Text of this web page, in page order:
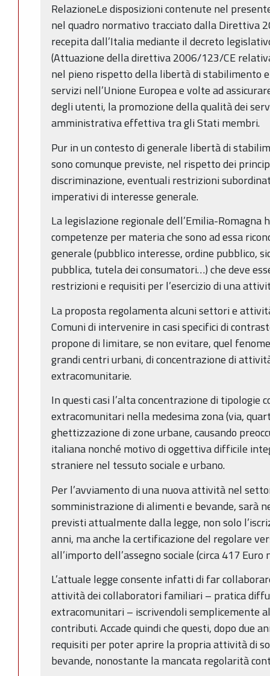
RelazioneLe disposizioni contenute nel
nel quadro normativo tracciato dalla Direttiva
recepita dall’Italia mediante il decreto
(Attuazione della direttiva 2006/123/CE
nel pieno rispetto della libertà di stabilimento
servizi nell’Unione Europea e volte ad
degli utenti, la promozione della qualità dei
amministrativa effettiva tra gli Stati membri.
Pur in un contesto di generale libertà di
sono comunque previste, nel rispetto dei
discriminazione, eventuali restrizioni
imperativi di interesse generale.
La legislazione regionale dell’Emilia-Romagna
competenze per materia che sono ad essa
generale (pubblico interesse, ordine pubblico,
pubblica, tutela dei consumatori…) che deve
restrizioni e requisiti per l’esercizio di una
La proposta regolamenta alcuni settori e
Comuni di intervenire in casi specifici di
propone di limitare, se non evitare, quel
grandi centri urbani, di concentrazione di
extracomunitarie.
In questi casi l’alta concentrazione di tipologie
extracomunitari nella medesima zona (via,
ghettizzazione di zone urbane, causando
italiana nonché motivo di oggettiva difficile
straniere nel tessuto sociale e urbano.
Per l’avviamento di una nuova attività nel
somministrazione di alimenti e bevande, sarà
previsti attualmente dalla legge, non solo
anni, ma anche la certificazione del regolare
all’importo dell’assegno sociale (circa 417 Euro
L’attuale legge consente infatti di far
attività dei collaboratori familiari – pratica
extracomunitari – iscrivendoli semplicemente
contributi. Accade quindi che questi, dopo due
requisiti per poter aprire la propria attività di
bevande, nonostante la mancata regolarità